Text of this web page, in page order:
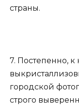
страны.
7. Постепенно, к
городской
строго